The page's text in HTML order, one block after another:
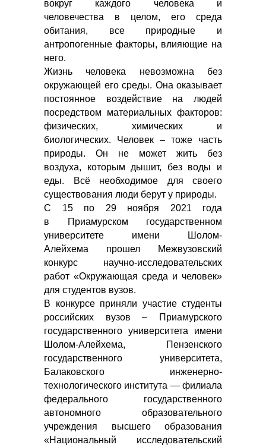
вокруг каждого человека и
человечества в целом, его среда
обитания, все природные и
антропогенные факторы, влияющие на
него.
Жизнь человека невозможна без
окружающей его среды. Она оказывает
постоянное воздействие на людей
посредством материальных факторов:
физических, химических и
биологических. Человек – тоже часть
природы. Он не может жить без
воздуха, которым дышит, без воды и
еды. Всё необходимое для своего
существования люди берут у природы.
С 15 по 29 ноября 2021 года
в Приамурском государственном
университете имени Шолом-
Алейхема прошел Межвузовский
конкурс научно-исследовательских
работ «Окружающая среда и человек»
для студентов вузов.
В конкурсе приняли участие студенты
российских вузов – Приамурского
государственного университета имени
Шолом-Алейхема, Пензенского
государственного университета,
Балаковского инженерно-
технологического института — филиала
федерального государственного
автономного образовательного
учреждения высшего образования
«Национальный исследовательский